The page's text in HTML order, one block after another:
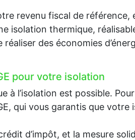
revenu fiscal de référence,
isolation thermique,
des économies
pour votre isolation
à l’isolation est possible.
qui vous garantis que votre
d’impôt, et la mesure